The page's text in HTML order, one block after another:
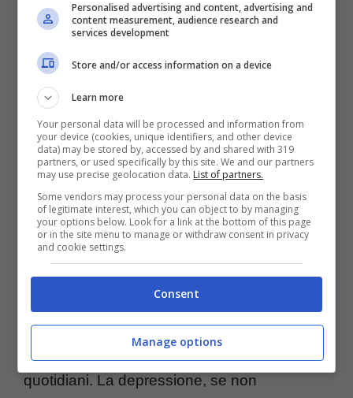
All’inizio pensavo fossero gli ormoni.
madre
” Una chiamata alla quale abbia voluto
rispondere con questo
numero e parlarne
Ladepressione post partumcolpisce dal
7% al 12% delle neo mammeed esordisce
tra lasestae la dodicesima settimana
dopo la nascita. Tra i sintomi si riscontrano
tristezza
evidenziato,irritabilità,facile al piantoe
affrontare
quotidiani. La depressione, se non
Personalised advertising and content, advertising and
content measurement, audience research and
services development
Store and/or access information on a device
Learn more
Your personal data will be processed and information from
your device (cookies, unique identifiers, and other device
data) may be stored by, accessed by and shared with 319
partners, or used specifically by this site. We and our partners
may use precise geolocation data. List of partners.
Some vendors may process your personal data on the basis
of legitimate interest, which you can object to by managing
your options below. Look for a link at the bottom of this page
or in the site menu to manage or withdraw consent in privacy
and cookie settings.
Consent
Manage options